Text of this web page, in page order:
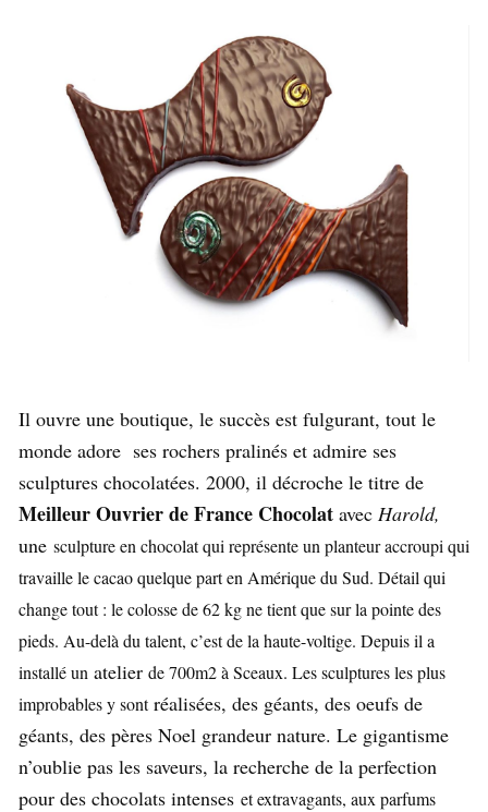
Il ouvre une boutique, le succès est fulgurant, tout le
monde adore ses rochers pralinés et admire ses
sculptures chocolatées. 2000, il décroche le titre de
Meilleur Ouvrier de France Chocolat avec Harold,
une sculpture en chocolat qui représente un planteur accroupi qui
travaille le cacao quelque part en Amérique du Sud. Détail qui
change tout : le colosse de 62 kg ne tient que sur la pointe des
pieds. Au-delà du talent, c’est de la haute-voltige. Depuis il a
installé un atelier de 700m2 à Sceaux. Les sculptures les plus
improbables y sontréalisées, des géants, des oeufs de
géants, des pères Noel grandeur nature. Le gigantisme
n’oublie pas les saveurs, la recherche de la perfection
pour des chocolats intenses et extravagants, aux parfums